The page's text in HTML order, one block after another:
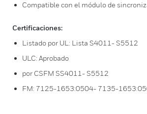
Compatible con el módulo de
Certificaciones:
Listado por UL: Lista S4011- S5512
ULC: Aprobado
por CSFM SS4011- S5512
FM: 7125-1653:0504- 7135-